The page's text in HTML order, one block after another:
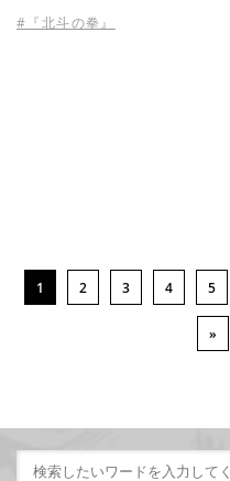
#『北斗の拳』
1 2 3 4 5
»